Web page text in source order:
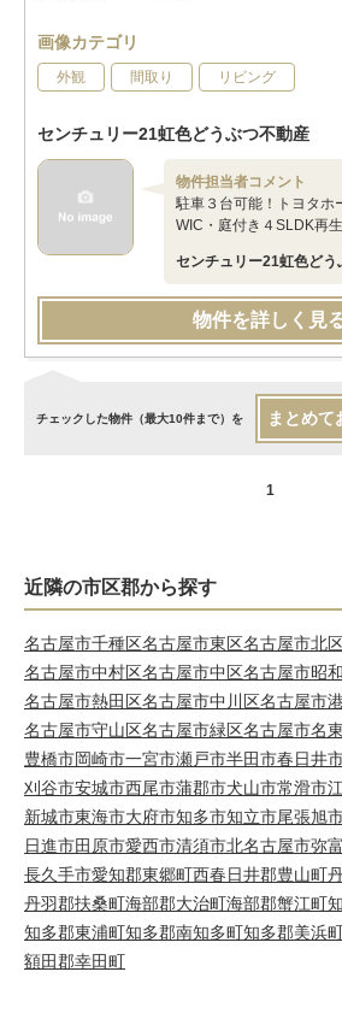
画像カテゴリ
外観 間取り リビング
センチュリー21虹色どうぶつ不動産
物件担当者コメント
駐車３台可能！トヨタホ
WIC・庭付き４SLDK再
センチュリー21虹色どう
物件を詳しく見
チェックした物件（最大10件まで）を まとめて
1
近隣の市区郡から探す
名古屋市千種区名古屋市東区名古屋市北
名古屋市中村区名古屋市中区名古屋市昭
名古屋市熱田区名古屋市中川区名古屋市
名古屋市守山区名古屋市緑区名古屋市名
豊橋市岡崎市一宮市瀬戸市半田市春日井
刈谷市安城市西尾市蒲郡市犬山市常滑市
新城市東海市大府市知多市知立市尾張旭
日進市田原市愛西市清須市北名古屋市弥
長久手市愛知郡東郷町西春日井郡豊山町
丹羽郡扶桑町海部郡大治町海部郡蟹江町
知多郡東浦町知多郡南知多町知多郡美浜
額田郡幸田町